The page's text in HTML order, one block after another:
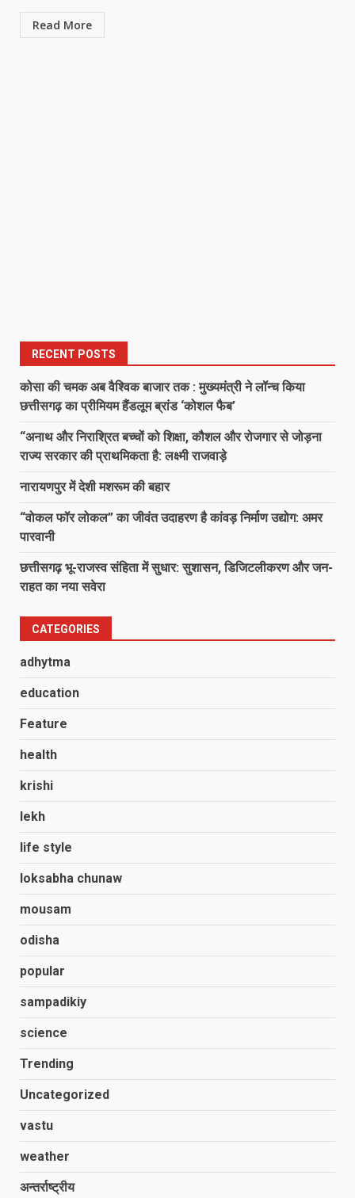
Read More
RECENT POSTS
कोसा की चमक अब वैश्विक बाजार तक : मुख्यमंत्री ने लॉन्च किया
छत्तीसगढ़ का प्रीमियम हैंडलूम ब्रांड ‘कोशल फैब’
“अनाथ और निराश्रित बच्चों को शिक्षा, कौशल और रोजगार से जोड़ना
राज्य सरकार की प्राथमिकता है: लक्ष्मी राजवाड़े
नारायणपुर में देशी मशरूम की बहार
“वोकल फॉर लोकल” का जीवंत उदाहरण है कांवड़ निर्माण उद्योग: अमर
पारवानी
छत्तीसगढ़ भू-राजस्व संहिता में सुधार: सुशासन, डिजिटलीकरण और जन-
राहत का नया सवेरा
CATEGORIES
adhytma
education
Feature
health
krishi
lekh
life style
loksabha chunaw
mousam
odisha
popular
sampadikiy
science
Trending
Uncategorized
vastu
weather
अन्तर्राष्ट्रीय